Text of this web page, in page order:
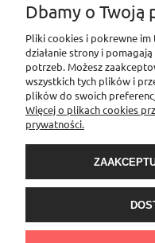
Sklep Elementownia |Al.
Dbamy o Twoją
Pliki cookies i pokrewne
działanie strony i
potrzeb. Możesz
wszystkich tych plików i
plików do swoich
Więcej o plikach cookies
prywatności.